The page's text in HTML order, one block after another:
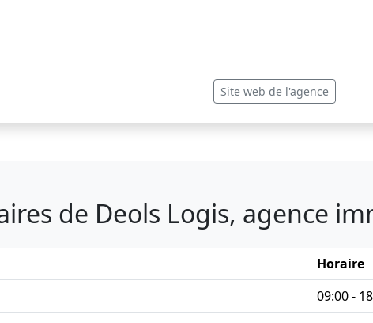
Site web de l'agence
de Deols Logis, agence
Horaire
09:00 -